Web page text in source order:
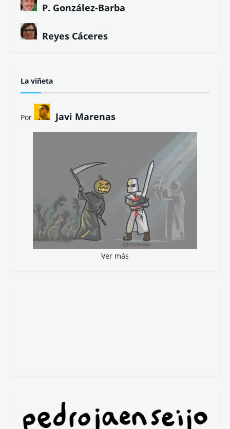
P. González-Barba
Reyes Cáceres
La viñeta
Por Javi Marenas
Ver más